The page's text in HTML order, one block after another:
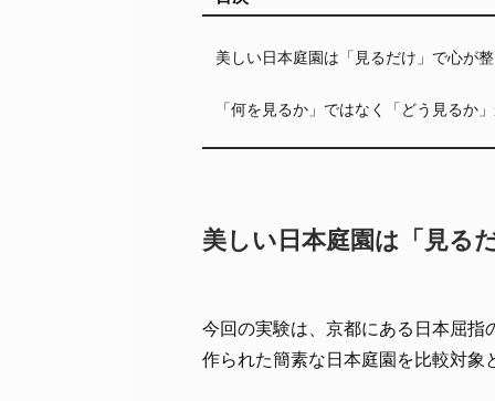
美しい日本庭園は「見るだけ」で心が
「何を見るか」ではなく「どう見るか
美しい日本庭園は「見る
今回の実験は、京都にある日本屈指
作られた簡素な日本庭園を比較対象